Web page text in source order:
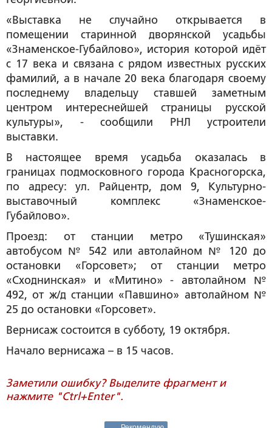
«Выставка не случайно открывается в
помещении старинной дворянской усадьбы
«Знаменское-Губайлово», история которой идёт
с 17 века и связана с рядом известных русских
фамилий, а в начале 20 века благодаря своему
последнему владельцу ставшей заметным
центром интереснейшей страницы русской
культуры», - сообщили РНЛ устроители
выставки.
В настоящее время усадьба оказалась в
границах подмосковного города Красногорска,
по адресу: ул. Райцентр, дом 9, Культурно-
выставочный комплекс «Знаменское-
Губайлово».
Проезд: от станции метро «Тушинская»
автобусом № 542 или автолайном № 120 до
остановки «Горсовет»; от станции метро
«Сходнинская» и «Митино» - автолайном №
492, от ж/д станции «Павшино» автолайном №
25 до остановки «Горсовет».
Вернисаж состоится в субботу, 19 октября.
Начало вернисажа – в 15 часов.
Заметили ошибку? Выделите фрагмент и
нажмите "Ctrl+Enter".